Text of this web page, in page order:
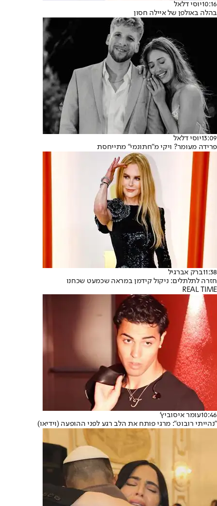
10:16יוסי דלאל
בהלה באולפן של איילה חסון
13:09יוסי דלאל
פרידה מעומר? ויקי מ"חתונמי" מתייחסת
11:38ברק אברגיל
חזרה לתלתלים: ניקול קידמן במראה שכמעט שכחנו
REAL TIME
10:46עומר איסוביץ'
"נהייתי רובוט": מרגי פותח את הלב רגע לפני ההופעה (וידיאו)